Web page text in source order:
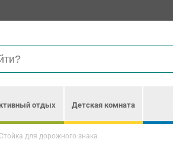
отдых Детская комната
Стойка для дорожного знака